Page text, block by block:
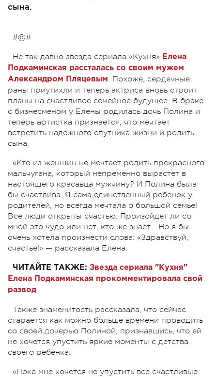
сына.
#@#
Не так давно звезда сериала «Кухня» Елена
Подкаминская рассталась со своим мужем
Александром Пляцевым. Похоже, сердечные
раны приутихли и теперь актриса вновь строит
планы на счастливое семейное будущее. В браке
с бизнесменом у Елены родилась дочь Полина и
теперь артистка признается, что мечтает
встретить надежного спутника жизни и родить
сына.
«Кто из женщин не мечтает родить прекрасного
мальчугана, который непременно вырастет в
настоящего красавца мужчину? И Полина была
бы счастлива. Я сама единственный ребенок у
родителей, но всегда мечтала о большой семье!
Все люди открыты счастью. Произойдет ли со
мной это чудо или нет, кто же знает… Но я бы
очень хотела произнести слова: «Здравствуй,
счастье!» — рассказала Елена.
ЧИТАЙТЕ ТАКЖЕ: Звезда сериала "Кухня"
Елена Подкаминская прокомментировала свой
развод
Также знаменитость рассказала, что сейчас
старается как можно больше времени проводить
со своей дочерью Полиной, признавшись, что ей
не хочется упустить яркие моменты с детства
своего ребенка.
«Пока мне хочется не упустить все счастливые